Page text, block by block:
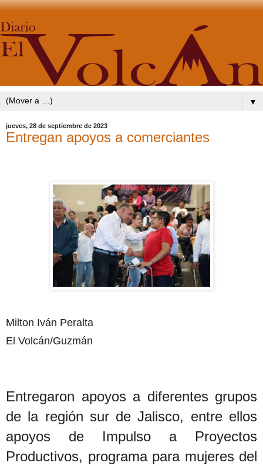
▼
jueves, 28 de septiembre de 2023
Entregan apoyos a comerciantes
Milton Iván Peralta
El Volcán/Guzmán
Entregaron apoyos a diferentes grupos
de la región sur de Jalisco, entre ellos
apoyos de Impulso a Proyectos
Productivos, programa para mujeres del